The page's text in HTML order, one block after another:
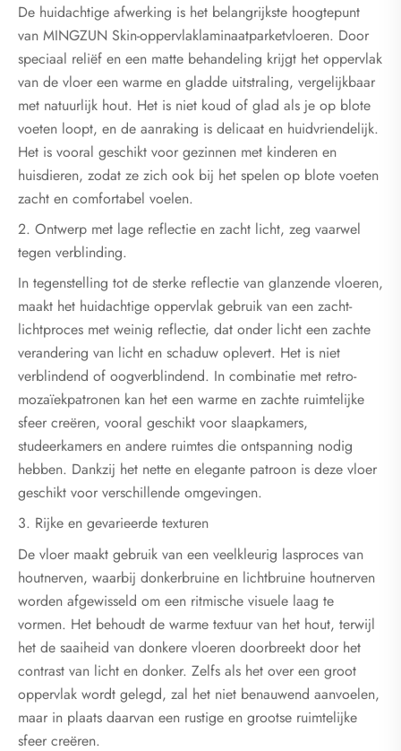
De huidachtige afwerking is het belangrijkste hoogtepunt
van MINGZUN Skin-oppervlaklaminaatparketvloeren. Door
speciaal reliëf en een matte behandeling krijgt het oppervlak
van de vloer een warme en gladde uitstraling, vergelijkbaar
met natuurlijk hout. Het is niet koud of glad als je op blote
voeten loopt, en de aanraking is delicaat en huidvriendelijk.
Het is vooral geschikt voor gezinnen met kinderen en
huisdieren, zodat ze zich ook bij het spelen op blote voeten
zacht en comfortabel voelen.
2. Ontwerp met lage reflectie en zacht licht, zeg vaarwel
tegen verblinding.
In tegenstelling tot de sterke reflectie van glanzende vloeren,
maakt het huidachtige oppervlak gebruik van een zacht-
lichtproces met weinig reflectie, dat onder licht een zachte
verandering van licht en schaduw oplevert. Het is niet
verblindend of oogverblindend. In combinatie met retro-
mozaïekpatronen kan het een warme en zachte ruimtelijke
sfeer creëren, vooral geschikt voor slaapkamers,
studeerkamers en andere ruimtes die ontspanning nodig
hebben. Dankzij het nette en elegante patroon is deze vloer
geschikt voor verschillende omgevingen.
3. Rijke en gevarieerde texturen
De vloer maakt gebruik van een veelkleurig lasproces van
houtnerven, waarbij donkerbruine en lichtbruine houtnerven
worden afgewisseld om een ​​ritmische visuele laag te
vormen. Het behoudt de warme textuur van het hout, terwijl
het de saaiheid van donkere vloeren doorbreekt door het
contrast van licht en donker. Zelfs als het over een groot
oppervlak wordt gelegd, zal het niet benauwend aanvoelen,
maar in plaats daarvan een rustige en grootse ruimtelijke
sfeer creëren.